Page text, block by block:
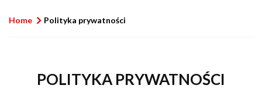
Home Polityka prywatności
POLITYKA PRYWATNOŚCI